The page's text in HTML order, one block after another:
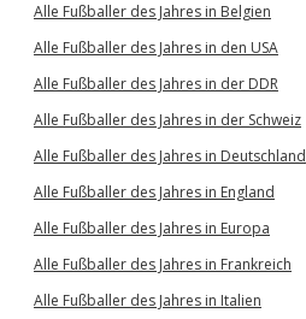
Alle Fußballer des Jahres in Belgien
Alle Fußballer des Jahres in den USA
Alle Fußballer des Jahres in der DDR
Alle Fußballer des Jahres in der Schweiz
Alle Fußballer des Jahres in Deutschland
Alle Fußballer des Jahres in England
Alle Fußballer des Jahres in Europa
Alle Fußballer des Jahres in Frankreich
Alle Fußballer des Jahres in Italien